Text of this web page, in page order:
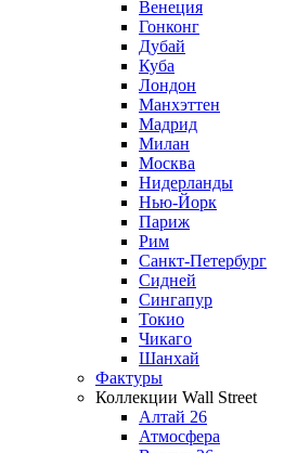
Венеция
Гонконг
Дубай
Куба
Лондон
Манхэттен
Мадрид
Милан
Москва
Нидерланды
Нью-Йорк
Париж
Рим
Санкт-Петербург
Сидней
Сингапур
Токио
Чикаго
Шанхай
Фактуры
Коллекции Wall Street
Алтай 26
Атмосфера